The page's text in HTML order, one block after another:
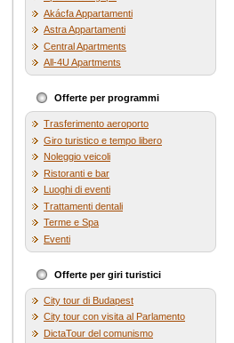
Akácfa Appartamenti
Astra Appartamenti
Central Apartments
All-4U Apartments
Offerte per programmi
Trasferimento aeroporto
Giro turistico e tempo libero
Noleggio veicoli
Ristoranti e bar
Luoghi di eventi
Trattamenti dentali
Terme e Spa
Eventi
Offerte per giri turistici
City tour di Budapest
City tour con visita al Parlamento
DictaTour del comunismo